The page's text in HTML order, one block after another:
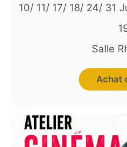
10/ 11/ 17/ 18/ 24/ 31
Salle
Achat